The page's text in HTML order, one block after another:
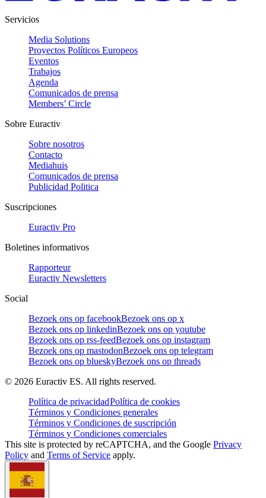
Servicios
Media Solutions
Proyectos Políticos Europeos
Eventos
Trabajos
Agenda
Comunicados de prensa
Members’ Circle
Sobre Euractiv
Sobre nosotros
Contacto
Mediahuis
Comunicados de prensa
Publicidad Politica
Suscripciones
Euractiv Pro
Boletines informativos
Rapporteur
Euractiv Newsletters
Social
Bezoek ons op facebookBezoek ons op x
Bezoek ons op linkedinBezoek ons op youtube
Bezoek ons op rss-feedBezoek ons op instagram
Bezoek ons op mastodonBezoek ons op telegram
Bezoek ons op blueskyBezoek ons op threads
© 2026 Euractiv ES. All rights reserved.
Política de privacidadPolítica de cookies
Términos y Condiciones generales
Términos y Condiciones de suscripción
Términos y Condiciones comerciales
This site is protected by reCAPTCHA, and the Google Privacy
Policy and Terms of Service apply.